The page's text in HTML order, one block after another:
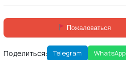
Пожаловаться
Поделиться: Telegram WhatsApp